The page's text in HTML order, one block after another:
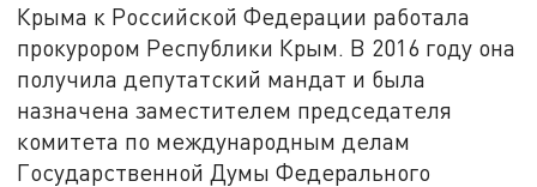
Крыма к Российской Федерации работала
прокурором Республики Крым. В 2016 году она
получила депутатский мандат и была
назначена заместителем председателя
комитета по международным делам
Государственной Думы Федерального